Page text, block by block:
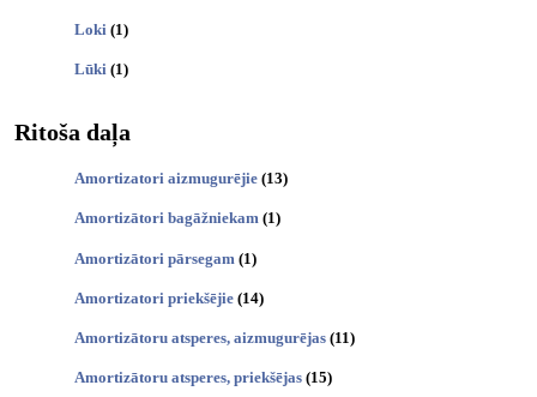
Loki (1)
Lūki (1)
Ritoša daļa
Amortizatori aizmugurējie (13)
Amortizātori bagāžniekam (1)
Amortizātori pārsegam (1)
Amortizatori priekšējie (14)
Amortizātoru atsperes, aizmugurējas (11)
Amortizātoru atsperes, priekšējas (15)